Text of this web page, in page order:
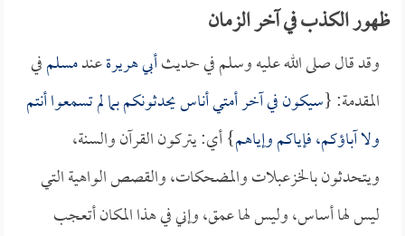
ظهور الكذب في آخر الزمان
وقد قال صلى الله عليه وسلم في حديثأبي هريرةعندمسلمفي
المقدمة: {سيكون في آخر أمتي أناس يحدثونكم بما لم تسمعوا أنتم
ولا آباؤكم، فإياكم وإياهم} أي: يتركون القرآن والسنة،
ويتحدثون بالخزعبلات والمضحكات، والقصص الواهية التي
ليس لها أساس، وليس لها عمق، وإني في هذا المكان أتعجب